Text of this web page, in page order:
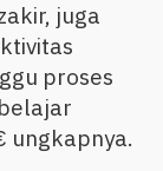
juga
proses
ungkapnya.